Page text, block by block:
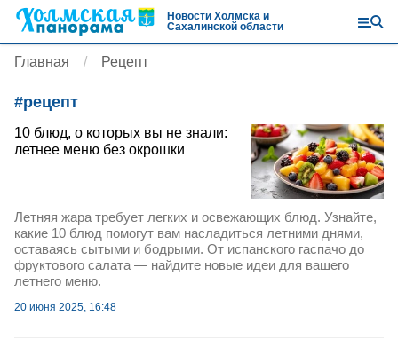
Новости Холмска и
Сахалинской области
Главная Рецепт
#рецепт
10 блюд, о которых вы не знали:
летнее меню без окрошки
Летняя жара требует легких и освежающих блюд. Узнайте,
какие 10 блюд помогут вам насладиться летними днями,
оставаясь сытыми и бодрыми. От испанского гаспачо до
фруктового салата — найдите новые идеи для вашего
летнего меню.
20 июня 2025, 16:48